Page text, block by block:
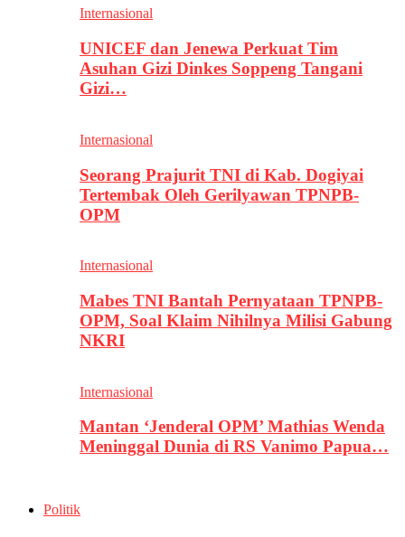
Internasional
UNICEF dan Jenewa Perkuat Tim
Asuhan Gizi Dinkes Soppeng Tangani
Gizi…
Internasional
Seorang Prajurit TNI di Kab. Dogiyai
Tertembak Oleh Gerilyawan TPNPB-
OPM
Internasional
Mabes TNI Bantah Pernyataan TPNPB-
OPM, Soal Klaim Nihilnya Milisi Gabung
NKRI
Internasional
Mantan ‘Jenderal OPM’ Mathias Wenda
Meninggal Dunia di RS Vanimo Papua…
Politik